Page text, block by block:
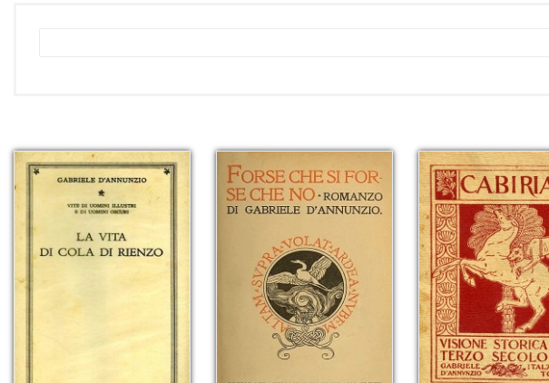
L'Allegoria dell'autunno - Gabriele D'Annunzio - EPUB
epub | 97.99 KB | 531 hits
L'Allegoria dell'autunno - Gabriele D'Annunzio - MOBI
mobi | 122.02 KB | 473 hits
L'Allegoria dell'autunno - Gabriele D'Annunzio - FB2
fb2 | 139 KB | 797 hits
L'Allegoria dell'autunno - Gabriele D'Annunzio - AZW3